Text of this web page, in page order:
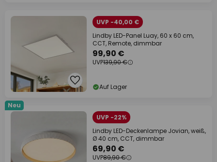
UVP -40,00 €
Lindby LED-Panel Luay, 60 x 60 cm,
CCT, Remote, dimmbar
99,90 €
UVP139,90 €
Auf Lager
Neu
UVP -22%
Lindby LED-Deckenlampe Jovian, weiß,
Ø 40 cm, CCT, dimmbar
69,90 €
UVP89,90 €